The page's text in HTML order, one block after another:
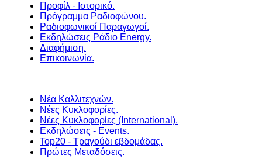
Προφίλ - Ιστορικό.
Πρόγραμμα Ραδιοφώνου.
Ραδιοφωνικοί Παραγωγοί.
Εκδηλώσεις Ράδιο Energy.
Διαφήμιση.
Επικοινωνία.
Νέα Καλλιτεχνών.
Νέες Κυκλοφορίες.
Νέες Κυκλοφορίες (International).
Εκδηλώσεις - Events.
Top20 - Τραγούδι εβδομάδας.
Πρώτες Μεταδόσεις.